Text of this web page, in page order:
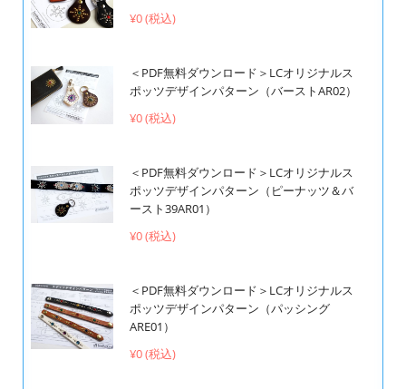
¥0 (税込)
＜PDF無料ダウンロード＞LCオリジナルス
ポッツデザインパターン（バーストAR02）
¥0 (税込)
＜PDF無料ダウンロード＞LCオリジナルス
ポッツデザインパターン（ピーナッツ＆バ
ースト39AR01）
¥0 (税込)
＜PDF無料ダウンロード＞LCオリジナルス
ポッツデザインパターン（パッシング
ARE01）
¥0 (税込)